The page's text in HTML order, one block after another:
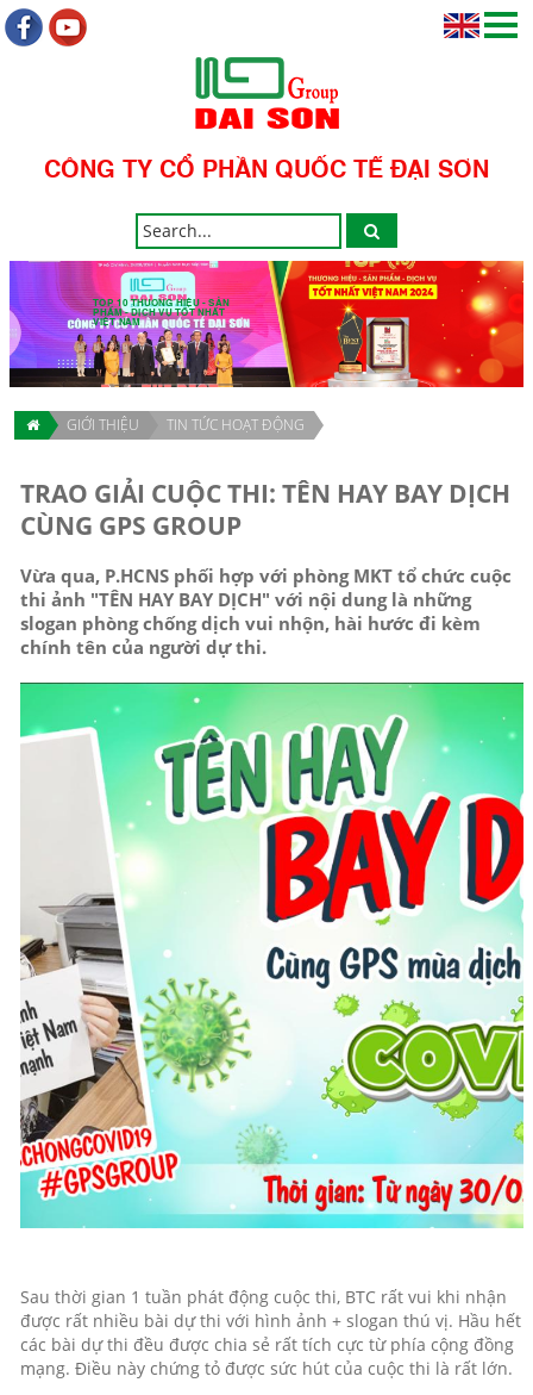
CÔNG TY CỔ PHẦN QUỐC TẾ ĐẠI SƠN
TOP 10 THƯƠNG HIỆU - SẢN
PHẨM - DỊCH VỤ TỐT NHẤT
VIỆT NAM
GIỚI THIỆU TIN TỨC HOẠT ĐỘNG
TRAO GIẢI CUỘC THI: TÊN HAY BAY DỊCH
CÙNG GPS GROUP
Vừa qua, P.HCNS phối hợp với phòng MKT tổ chức cuộc
thi ảnh "TÊN HAY BAY DỊCH" với nội dung là những
slogan phòng chống dịch vui nhộn, hài hước đi kèm
chính tên của người dự thi.
Sau thời gian 1 tuần phát động cuộc thi, BTC rất vui khi nhận
được rất nhiều bài dự thi với hình ảnh + slogan thú vị. Hầu hết
các bài dự thi đều được chia sẻ rất tích cực từ phía cộng đồng
mạng. Điều này chứng tỏ được sức hút của cuộc thi là rất lớn.